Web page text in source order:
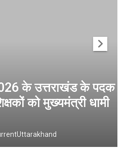
के उत्तराखंड के पदक
को मुख्यमंत्री धामी